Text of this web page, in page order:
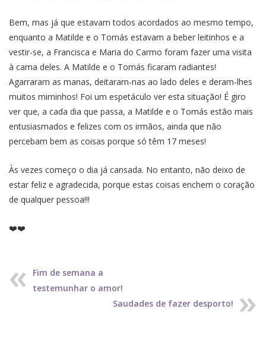
Bem, mas já que estavam todos acordados ao mesmo tempo,
enquanto a Matilde e o Tomás estavam a beber leitinhos e a
vestir-se, a Francisca e Maria do Carmo foram fazer uma visita
à cama deles. A Matilde e o Tomás ficaram radiantes!
Agarraram as manas, deitaram-nas ao lado deles e deram-lhes
muitos miminhos! Foi um espetáculo ver esta situação! É giro
ver que, a cada dia que passa, a Matilde e o Tomás estão mais
entusiasmados e felizes com os irmãos, ainda que não
percebam bem as coisas porque só têm 17 meses!
Às vezes começo o dia já cansada. No entanto, não deixo de
estar feliz e agradecida, porque estas coisas enchem o coração
de qualquer pessoa!!!
❤️❤️
Fim de semana a
testemunhar o amor!
Saudades de fazer desporto!